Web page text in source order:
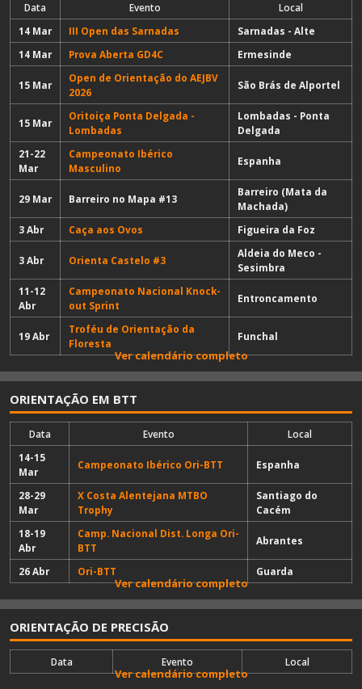
Data Evento
Local
14 Mar
III Open das Sarnadas
Sarnadas - Alte
14 Mar
Prova Aberta GD4C Ermesinde
15 Mar
Open de Orientação do AEJBV
2026
São Brás de Alportel
15 Mar
Oritoiça Ponta Delgada -
Lombadas
Lombadas - Ponta
Delgada
21-22
Mar
Campeonato Ibérico
Masculino
Espanha
29 Mar Barreiro no Mapa #13
Barreiro (Mata da
Machada)
3 Abr
Caça aos Ovos Figueira da Foz
3 Abr Orienta Castelo #3
Aldeia do Meco -
Sesimbra
11-12
Abr
Campeonato Nacional Knock-
out Sprint
Entroncamento
19 Abr
Troféu de Orientação da
Floresta
Funchal
Ver calendário completo
ORIENTAÇÃO EM BTT
Data Evento
Local
14-15
Mar
Campeonato Ibérico Ori-BTT Espanha
28-29
Mar
X Costa Alentejana MTBO
Trophy
Santiago do
Cacém
18-19
Abr
Camp. Nacional Dist. Longa Ori-
BTT
Abrantes
26 Abr Ori-BTT Guarda
Ver calendário completo
ORIENTAÇÃO DE PRECISÃO
Data Evento Local
Ver calendário completo